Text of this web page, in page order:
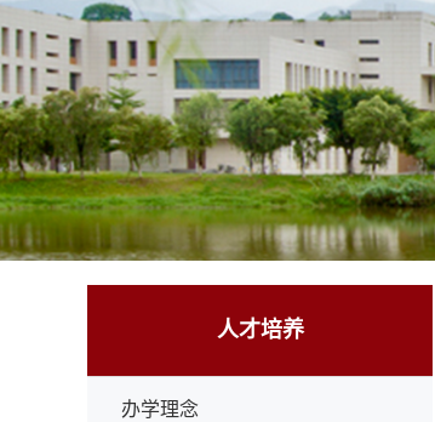
人才培养
办学理念